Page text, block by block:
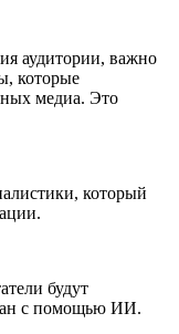
аудитории, важно
которые
медиа. Это
который
будут
с помощью ИИ.